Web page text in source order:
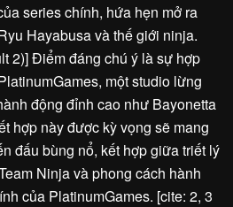
series chính, hứa hẹn mở ra
Hayabusa và thế giới ninja.
2)] Điểm đáng chú ý là sự hợp
một studio lừng
động đỉnh cao như Bayonetta
hợp này được kỳ vọng sẽ mang
đấu bùng nổ, kết hợp giữa triết lý
Ninja và phong cách hành
của PlatinumGames. [cite: 2, 3